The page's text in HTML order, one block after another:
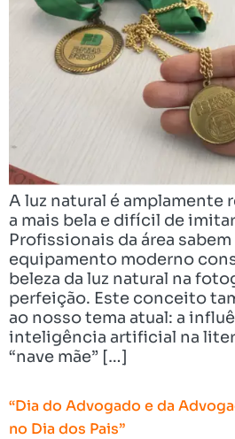
A luz natural é amplamente
a mais bela e difícil de
Profissionais da área
equipamento moderno
beleza da luz natural na
perfeição. Este conceito
ao nosso tema atual: a
inteligência artificial na
“nave mãe” […]
“Dia do Advogado e da
no Dia dos Pais”